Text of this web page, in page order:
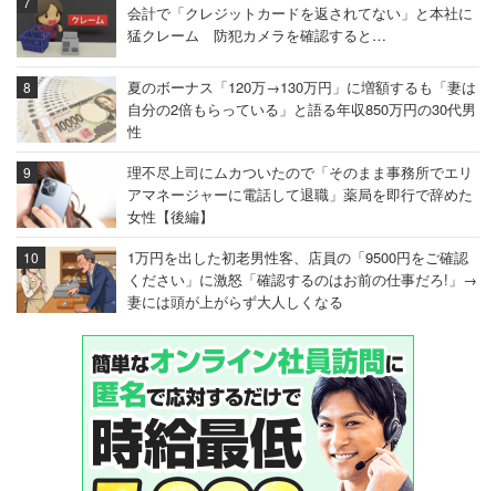
会計で「クレジットカードを返されてない」と本社に
猛クレーム 防犯カメラを確認すると…
夏のボーナス「120万→130万円」に増額するも「妻は
自分の2倍もらっている」と語る年収850万円の30代男
性
理不尽上司にムカついたので「そのまま事務所でエリ
アマネージャーに電話して退職」薬局を即行で辞めた
女性【後編】
1万円を出した初老男性客、店員の「9500円をご確認
ください」に激怒「確認するのはお前の仕事だろ!」→
妻には頭が上がらず大人しくなる